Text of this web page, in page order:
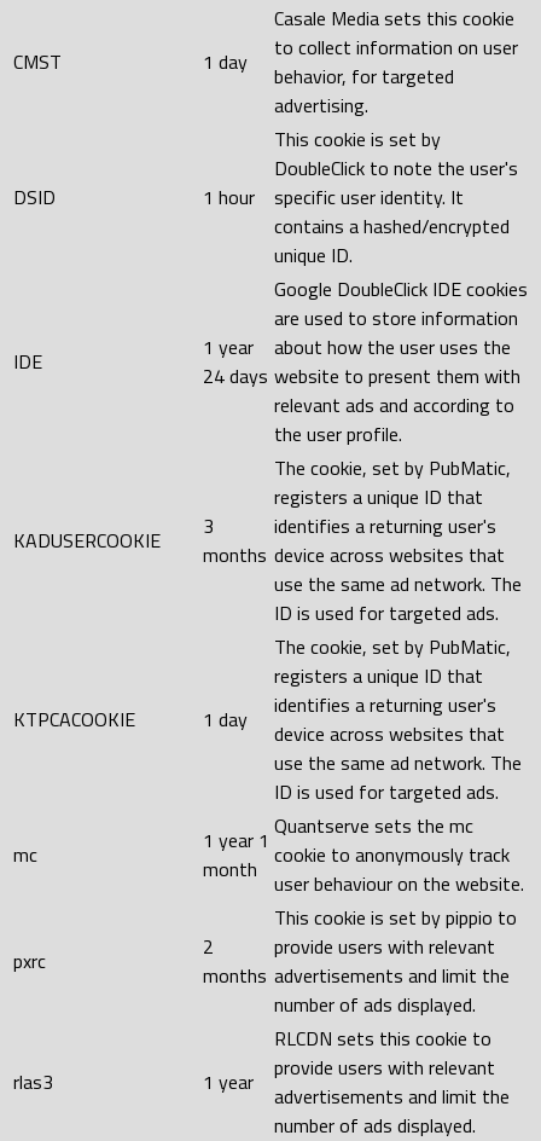
CMST 1 day
Casale Media sets this cookie
to collect information on user
behavior, for targeted
advertising.
DSID 1 hour
This cookie is set by
DoubleClick to note the user's
specific user identity. It
contains a hashed/encrypted
unique ID.
IDE
1 year
24 days
Google DoubleClick IDE cookies
are used to store information
about how the user uses the
website to present them with
relevant ads and according to
the user profile.
KADUSERCOOKIE
3
months
The cookie, set by PubMatic,
registers a unique ID that
identifies a returning user's
device across websites that
use the same ad network. The
ID is used for targeted ads.
KTPCACOOKIE 1 day
The cookie, set by PubMatic,
registers a unique ID that
identifies a returning user's
device across websites that
use the same ad network. The
ID is used for targeted ads.
mc
1 year 1
month
Quantserve sets the mc
cookie to anonymously track
user behaviour on the website.
pxrc
2
months
This cookie is set by pippio to
provide users with relevant
advertisements and limit the
number of ads displayed.
rlas3 1 year
RLCDN sets this cookie to
provide users with relevant
advertisements and limit the
number of ads displayed.